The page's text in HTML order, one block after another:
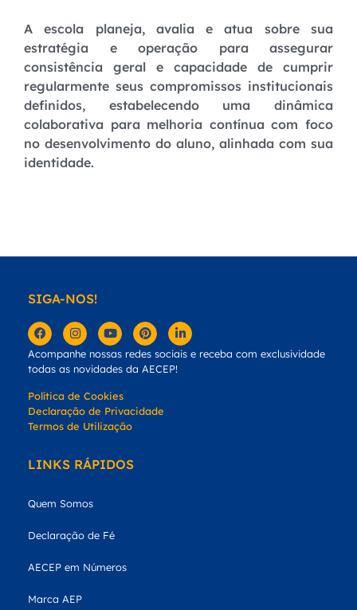
A escola planeja, avalia e atua sobre sua
estratégia e operação para assegurar
consistência geral e capacidade de cumprir
regularmente seus compromissos institucionais
definidos, estabelecendo uma dinâmica
colaborativa para melhoria contínua com foco
no desenvolvimento do aluno, alinhada com sua
identidade.
SIGA-NOS!
Acompanhe nossas redes sociais e receba com exclusividade
todas as novidades da AECEP!
Política de Cookies
Declaração de Privacidade
Termos de Utilização
LINKS RÁPIDOS
Quem Somos
Declaração de Fé
AECEP em Números
Marca AEP